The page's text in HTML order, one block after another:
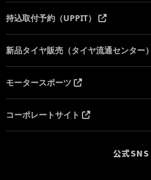
持込取付予約（UPPIT）
新品タイヤ販売（タイヤ流通センター）
モータースポーツ
コーポレートサイト
公式SNS